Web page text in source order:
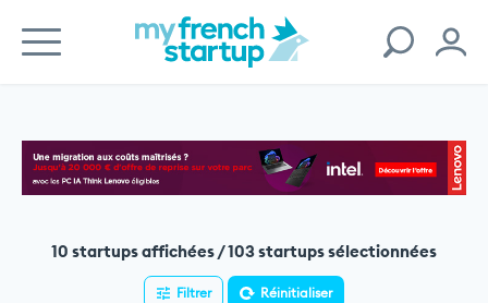
10 startups affichées / 103 startups sélectionnées
Filtrer Réinitialiser